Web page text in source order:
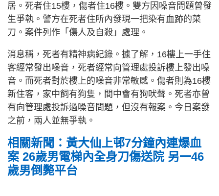
居。死者住15樓，傷者住16樓。雙方因噪音問題曾發
生爭執。警方在死者住所內發現一把染有血跡的菜
刀。案件列作「傷人及自殺」處理。
消息稱，死者有精神病紀錄。據了解，16樓上一手住
客經常發出噪音，死者經常向管理處投訴樓上發出噪
音。而死者對於樓上的噪音非常敏感。傷者則為16樓
新住客，家中飼有狗隻，間中會有狗吠聲。死者亦曾
有向管理處投訴過噪音問題，但沒有報案。今日案發
之前，兩人並無爭執。
相關新聞：黃大仙上邨7分鐘內連爆血
案 26歲男電梯內全身刀傷送院 另一46
歲男倒斃平台